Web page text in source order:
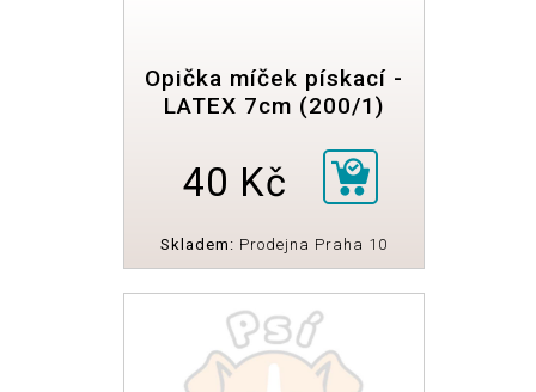
Opička míček pískací -
LATEX 7cm (200/1)
40 Kč
Skladem: Prodejna Praha 10